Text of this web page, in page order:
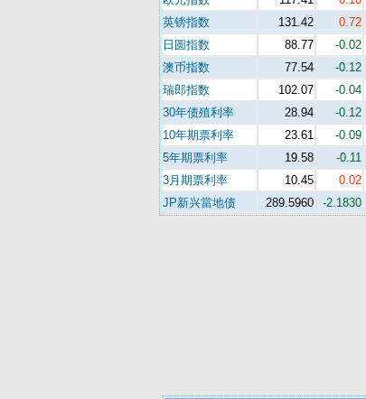
英镑指数
131.42 0.72
日圆指数
88.77 -0.02
澳币指数
77.54 -0.12
瑞郎指数
102.07 -0.04
30年债殖利率
28.94 -0.12
10年期票利率
23.61 -0.09
5年期票利率
19.58 -0.11
3月期票利率
10.45 0.02
JP新兴當地债
289.5960 -2.1830